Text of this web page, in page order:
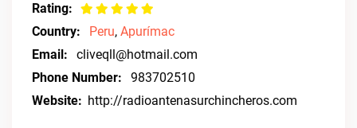
Rating:
Country:
Peru, Apurímac
Email:
cliveqll@hotmail.com
Phone Number:
983702510
Website: http://radioantenasurchincheros.com